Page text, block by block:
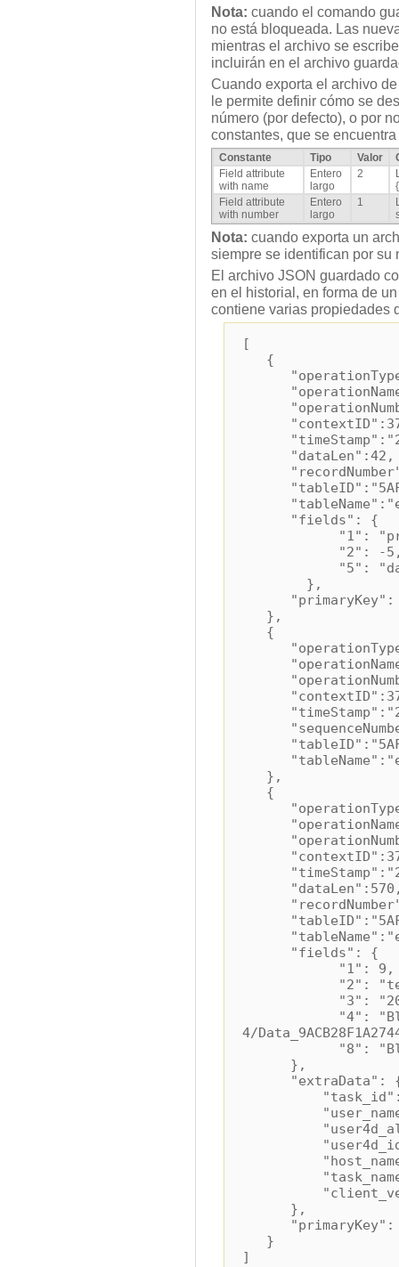
Nota: cuando el comando
no está bloqueada. Las
mientras el archivo se
incluirán en el archivo
Cuando exporta el archivo
le permite definir cómo se
número (por defecto), o por
constantes, que se
Constante Tipo Valor
Field attribute
with name
Entero
largo
2
Field attribute
with number
Entero
largo
1
Nota: cuando exporta un
siempre se identifican por su
El archivo JSON guardado
en el historial, en forma de
contiene varias propiedades
[
{
"dataLen":42,
"fields": {
"1":
"2": -
"5": "data
},
"primaryKey":
},
{
},
{
"fields": {
"1": 9,
"2": "test
"3": "2003-03-
"4":
4/
"8":
},
"extraData":
"task_id":
"user_name":
"host_name":
"task_name":
},
"primaryKey":
}
]